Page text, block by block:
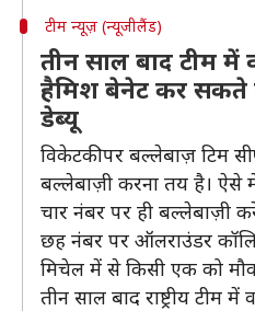
टीम न्यूज़ (न्यूजीलैंड)
तीन साल बाद टीम में
हैमिश बेनेट कर सकते
डेब्यू
विकेटकीपर बल्लेबाज़ टिम
बल्लेबाज़ी करना तय है। ऐसे
चार नंबर पर ही बल्लेबाज़ी
छह नंबर पर ऑलराउंडर
मिचेल में से किसी एक को
तीन साल बाद राष्ट्रीय टीम